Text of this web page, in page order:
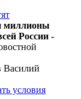
миллионы
России -
Василий
условия